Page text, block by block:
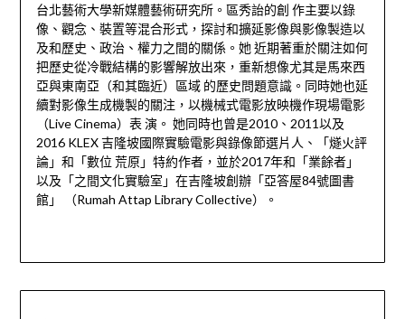
台北藝術大學新媒體藝術研究所。區秀詒的創 作主要以錄
像、觀念、裝置等混合形式，探討和擴延影像與影像製造以
及和歷史、政治、權力之間的關係。她 近期著重於關注如何
把歷史從冷戰結構的影響解放出來，重新想像尤其是馬來西
亞與東南亞（和其臨近）區域 的歷史問題意識。同時她也延
續對影像生成機製的關注，以機械式電影放映機作現場電影
（Live Cinema）表 演。 她同時也曾是2010、2011以及
2016 KLEX 吉隆坡國際實驗電影與錄像節選片人、「燧火評
論」和「數位 荒原」特約作者，並於2017年和「業餘者」
以及「之間文化實驗室」在吉隆坡創辦「亞答屋84號圖書
館」 （Rumah Attap Library Collective）。